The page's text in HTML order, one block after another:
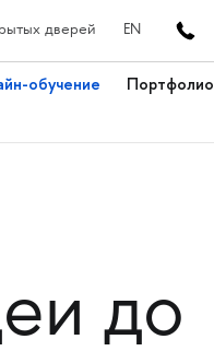
дверей EN
обучение Портфолио
до